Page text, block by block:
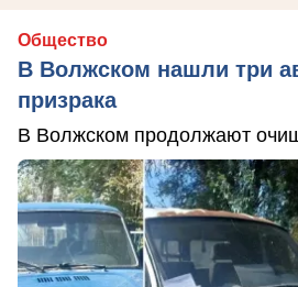
Общество
В Волжском нашли три
призрака
В Волжском продолжают